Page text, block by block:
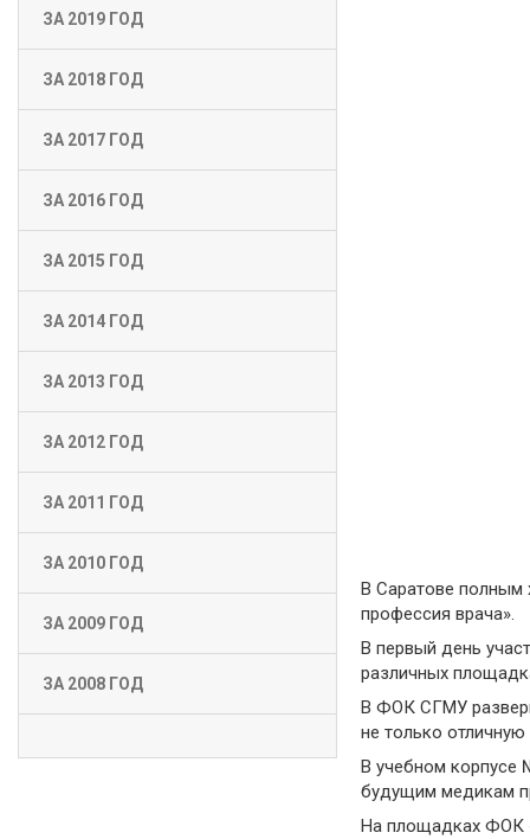
ЗА 2019 ГОД
ЗА 2018 ГОД
ЗА 2017 ГОД
ЗА 2016 ГОД
ЗА 2015 ГОД
ЗА 2014 ГОД
ЗА 2013 ГОД
ЗА 2012 ГОД
ЗА 2011 ГОД
ЗА 2010 ГОД
ЗА 2009 ГОД
ЗА 2008 ГОД
В Саратове полным
профессия врача».
В первый день
различных
В ФОК СГМУ
не только
В учебном корпусе
будущим медикам
На площадках ФОК